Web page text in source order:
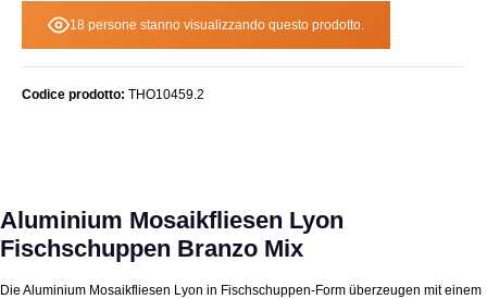
18 persone stanno visualizzando questo prodotto.
Codice prodotto: THO10459.2
Aluminium Mosaikfliesen Lyon
Fischschuppen Branzo Mix
Die Aluminium Mosaikfliesen Lyon in Fischschuppen‑Form überzeugen mit einem